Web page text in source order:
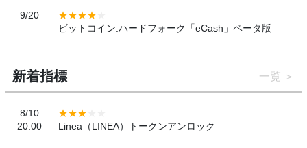
9/20
ビットコイン:ハードフォーク「eCash」ベータ版
新着指標 一覧
8/10
20:00
Linea（LINEA）トークンアンロック